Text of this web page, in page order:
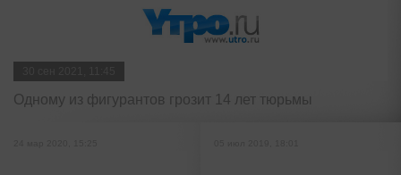
Одному из фигурантов грозит 14 лет тюрьмы